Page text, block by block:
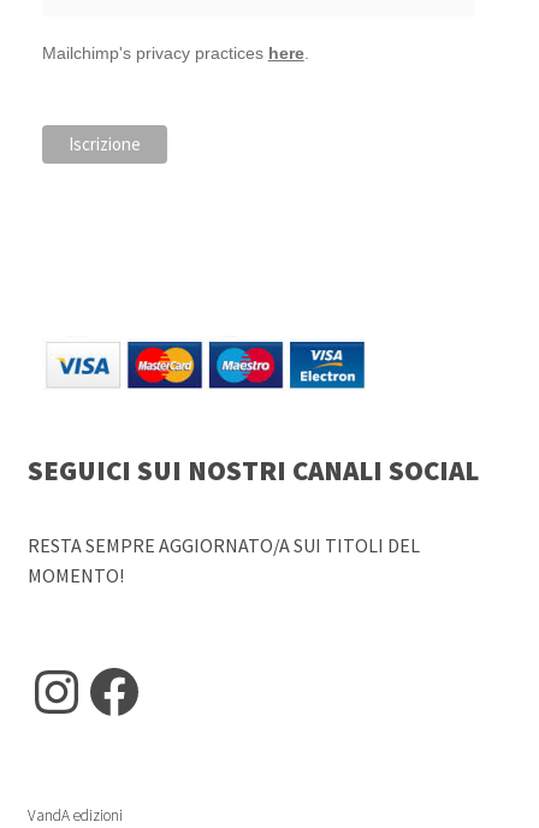
Mailchimp's privacy practices here.
SEGUICI SUI NOSTRI CANALI SOCIAL
RESTA SEMPRE AGGIORNATO/A SUI TITOLI DEL
MOMENTO!
Instagram
Facebook
VandA edizioni